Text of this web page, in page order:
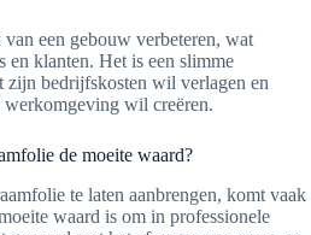
een gebouw verbeteren, wat
en klanten. Het is een slimme
bedrijfskosten wil verlagen en
wil creëren.
de moeite waard?
te laten aanbrengen, komt vaak
waard is om in professionele